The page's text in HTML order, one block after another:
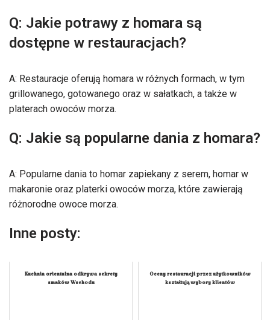
Q: Jakie potrawy z homara są
dostępne w restauracjach?
A: Restauracje oferują homara w różnych formach, w tym
grillowanego, gotowanego oraz w sałatkach, a także w
platerach owoców morza.
Q: Jakie są popularne dania z homara?
A: Popularne dania to homar zapiekany z serem, homar w
makaronie oraz platerki owoców morza, które zawierają
różnorodne owoce morza.
Inne posty:
Kuchnia orientalna odkrywa sekrety
smaków Wschodu
Oceny restauracji przez użytkowników
kształtują wybory klientów